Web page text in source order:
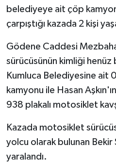
belediyeye ait çöp
çarpıştığı kazada 2 kişi
Gödene Caddesi
sürücüsünün kimliği
Kumluca Belediyesine ait
kamyonu ile Hasan
938 plakalı motosiklet
Kazada motosiklet
yolcu olarak bulunan Bekir
yaralandı.